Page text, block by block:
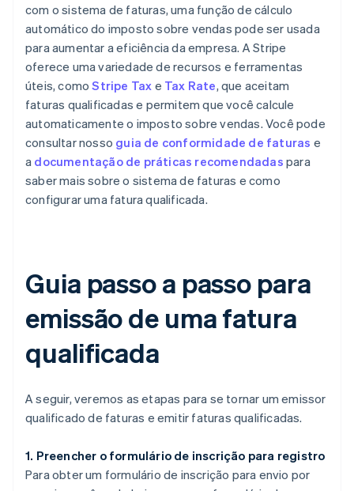
com o sistema de faturas, uma função de cálculo
automático do imposto sobre vendas pode ser usada
para aumentar a eficiência da empresa. A Stripe
oferece uma variedade de recursos e ferramentas
úteis, comoStripe Tax e Tax Rate, que aceitam
faturas qualificadas e permitem que você calcule
automaticamente o imposto sobre vendas. Você pode
consultar nosso guia de conformidade de faturas e
a documentação de práticas recomendadas para
saber mais sobre o sistema de faturas e como
configurar uma fatura qualificada.
Guia passo a passo para
emissão de uma fatura
qualificada
A seguir, veremos as etapas para se tornar um emissor
qualificado de faturas e emitir faturas qualificadas.
1. Preencher o formulário de inscrição para registro
Para obter um formulário de inscrição para envio por